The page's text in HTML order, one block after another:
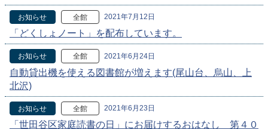
お知らせ 全館 2021年7月12日
「どくしょノート」を配布しています。
お知らせ 全館 2021年6月24日
自動貸出機を使える図書館が増えます(尾山台、烏山、上
北沢)
お知らせ 全館 2021年6月23日
「世田谷区家庭読書の日」にお届けするおはなし 第４０